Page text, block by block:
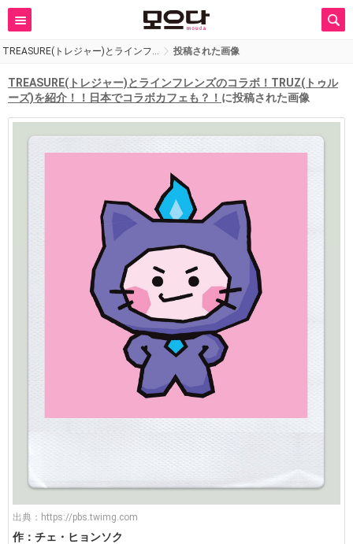
TREASURE(トレジャー)とラインフ… 投稿された画像
TREASURE(トレジャー)とラインフレンズのコラボ！TRUZ(トゥル
ーズ)を紹介！！日本でコラボカフェも？！ に投稿された画像
出典： https://pbs.twimg.com
作：チェ・ヒョンソク